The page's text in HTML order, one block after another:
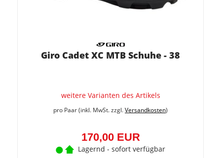
Giro Cadet XC MTB Schuhe - 38
weitere Varianten des Artikels
pro Paar (inkl. MwSt. zzgl.Versandkosten)
170,00 EUR
Lagernd - sofort verfügbar